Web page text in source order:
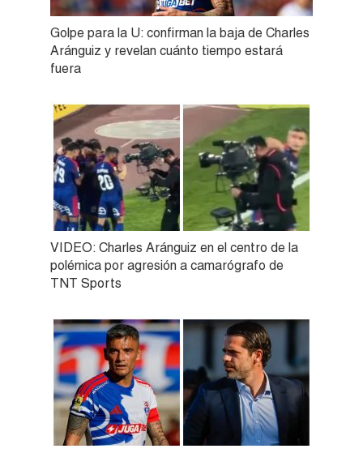
Golpe para la U: confirman la baja de Charles
Aránguiz y revelan cuánto tiempo estará
fuera
VIDEO: Charles Aránguiz en el centro de la
polémica por agresión a camarógrafo de
TNT Sports